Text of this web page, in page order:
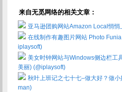
来自无觅网络的相关文章：
亚马逊团购网站Amazon Local悄
在线制作有趣图片网站 Photo
iplaysoft)
美女时钟网站与Windows侧边栏工
美丽) (@iplaysoft)
秋叶上班记之七十七–做大好？做
man)